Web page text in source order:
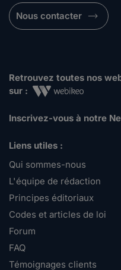
Nous contacter
Retrouvez toutes nos
sur :
Inscrivez-vous à notre
Liens utiles :
Qui sommes-nous
L'équipe de rédaction
Principes éditoriaux
Codes et articles de loi
Forum
FAQ
Témoignages clients